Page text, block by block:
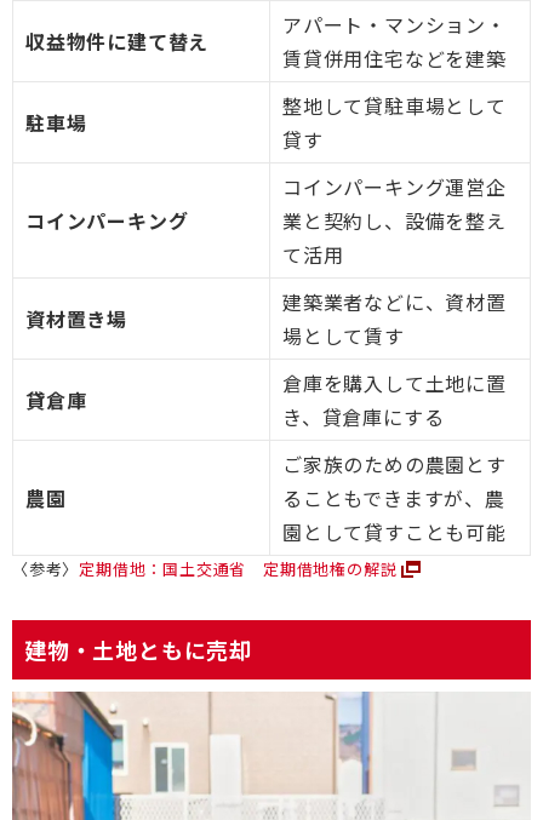
収益物件に建て替え
アパート・マンション・
賃貸併用住宅などを建築
駐車場
整地して貸駐車場として
貸す
コインパーキング
コインパーキング運営企
業と契約し、設備を整え
て活用
資材置き場
建築業者などに、資材置
場として賃す
貸倉庫
倉庫を購入して土地に置
き、貸倉庫にする
農園
ご家族のための農園とす
ることもできますが、農
園として貸すことも可能
〈参考〉 定期借地：国土交通省 定期借地権の解説
建物・土地ともに売却